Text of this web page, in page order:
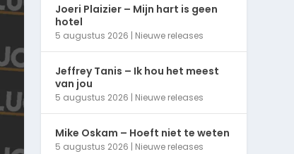
Joeri Plaizier – Mijn hart is geen
hotel
5 augustus 2026 | Nieuwe releases
Jeffrey Tanis – Ik hou het meest
van jou
5 augustus 2026 | Nieuwe releases
Mike Oskam – Hoeft niet te weten
5 augustus 2026 | Nieuwe releases